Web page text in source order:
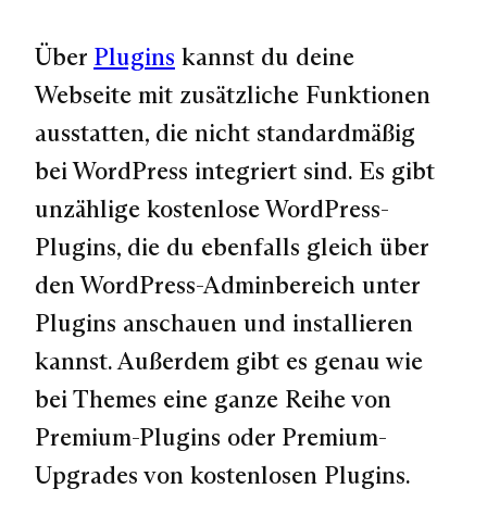
Über Plugins kannst du deine
Webseite mit zusätzliche Funktionen
ausstatten, die nicht standardmäßig
bei WordPress integriert sind. Es gibt
unzählige kostenlose WordPress-
Plugins, die du ebenfalls gleich über
den WordPress-Adminbereich unter
Plugins anschauen und installieren
kannst. Außerdem gibt es genau wie
bei Themes eine ganze Reihe von
Premium-Plugins oder Premium-
Upgrades von kostenlosen Plugins.